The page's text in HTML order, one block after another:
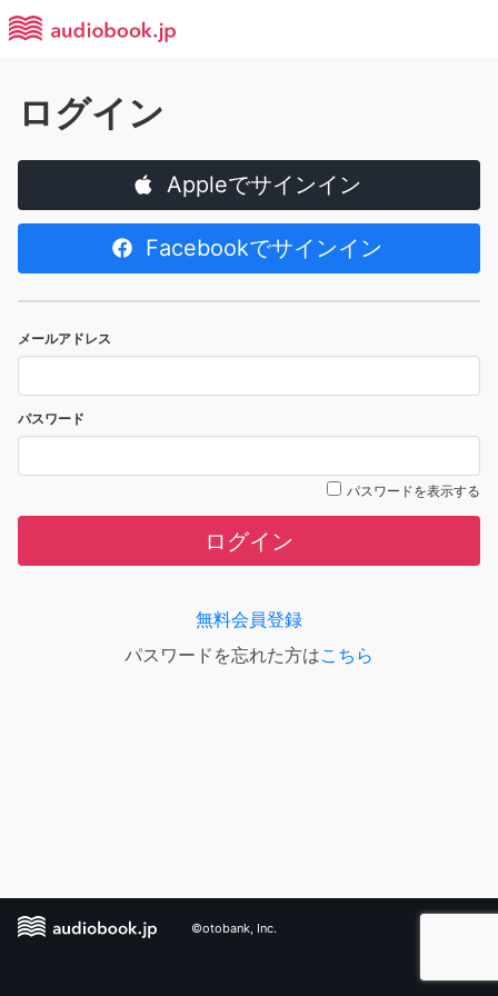
ログイン
Appleでサインイン
Facebookでサインイン
メールアドレス
パスワード
パスワードを表示する
ログイン
無料会員登録
パスワードを忘れた方はこちら
©otobank, Inc.